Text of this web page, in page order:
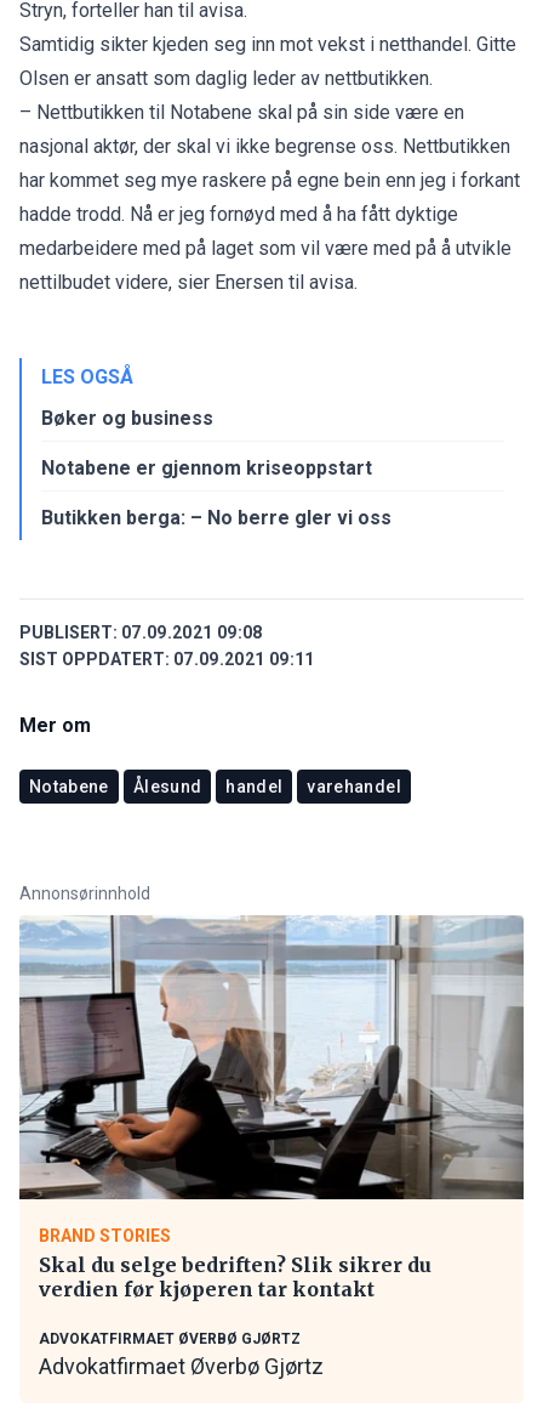
Stryn, forteller han til avisa.
Samtidig sikter kjeden seg inn mot vekst i netthandel. Gitte
Olsen er ansatt som daglig leder av nettbutikken.
– Nettbutikken til Notabene skal på sin side være en
nasjonal aktør, der skal vi ikke begrense oss. Nettbutikken
har kommet seg mye raskere på egne bein enn jeg i forkant
hadde trodd. Nå er jeg fornøyd med å ha fått dyktige
medarbeidere med på laget som vil være med på å utvikle
nettilbudet videre, sier Enersen til avisa.
LES OGSÅ
Bøker og business
Notabene er gjennom kriseoppstart
Butikken berga: – No berre gler vi oss
PUBLISERT: 07.09.2021 09:08
SIST OPPDATERT: 07.09.2021 09:11
Mer om
Notabene Ålesund handel varehandel
Annonsørinnhold
BRAND STORIES
Skal du selge bedriften? Slik sikrer du
verdien før kjøperen tar kontakt
ADVOKATFIRMAET ØVERBØ GJØRTZ
Advokatfirmaet Øverbø Gjørtz